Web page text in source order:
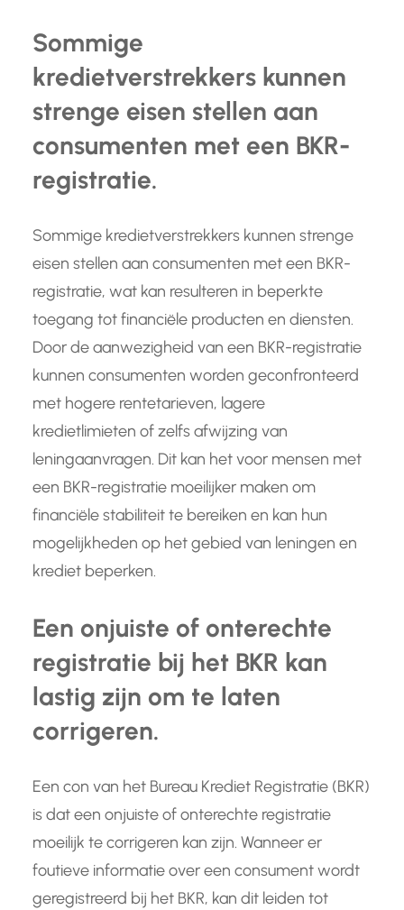
Sommige
kredietverstrekkers kunnen
strenge eisen stellen aan
consumenten met een BKR-
registratie.
Sommige kredietverstrekkers kunnen strenge
eisen stellen aan consumenten met een BKR-
registratie, wat kan resulteren in beperkte
toegang tot financiële producten en diensten.
Door de aanwezigheid van een BKR-registratie
kunnen consumenten worden geconfronteerd
met hogere rentetarieven, lagere
kredietlimieten of zelfs afwijzing van
leningaanvragen. Dit kan het voor mensen met
een BKR-registratie moeilijker maken om
financiële stabiliteit te bereiken en kan hun
mogelijkheden op het gebied van leningen en
krediet beperken.
Een onjuiste of onterechte
registratie bij het BKR kan
lastig zijn om te laten
corrigeren.
Een con van het Bureau Krediet Registratie (BKR)
is dat een onjuiste of onterechte registratie
moeilijk te corrigeren kan zijn. Wanneer er
foutieve informatie over een consument wordt
geregistreerd bij het BKR, kan dit leiden tot